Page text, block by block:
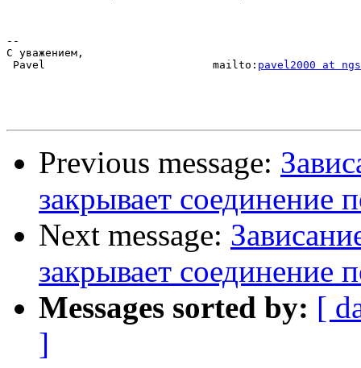
--
С уважением,
Pavel                          mailto: pavel2000 at
Previous message:
закрывает соединение
Next message:
закрывает соединение
Messages sorted by: [
]